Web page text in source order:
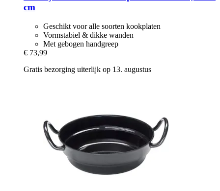
cm
Geschikt voor alle soorten kookplaten
Vormstabiel & dikke wanden
Met gebogen handgreep
€ 73,99
Gratis bezorging uiterlijk op 13. augustus